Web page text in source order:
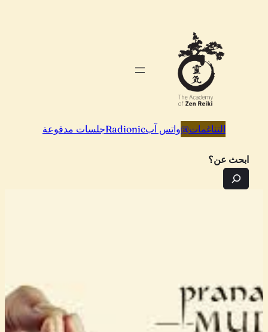
التناغمات@واتس آبRadionicجلسات مدفوعة
ابحث عن؟